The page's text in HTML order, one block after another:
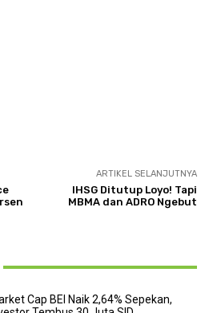
ARTIKEL SELANJUTNYA
IHSG Ditutup Loyo! Tapi
MBMA dan ADRO Ngebut
Cap BEI Naik 2,64% Sepekan,